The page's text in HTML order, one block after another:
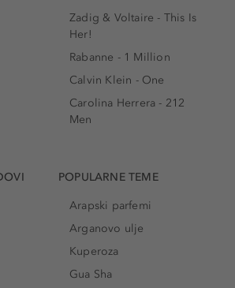
Zadig & Voltaire - This Is
Her!
Rabanne - 1 Million
Calvin Klein - One
Carolina Herrera - 212
Men
POPULARNE TEME
Arapski parfemi
Arganovo ulje
Kuperoza
Gua Sha